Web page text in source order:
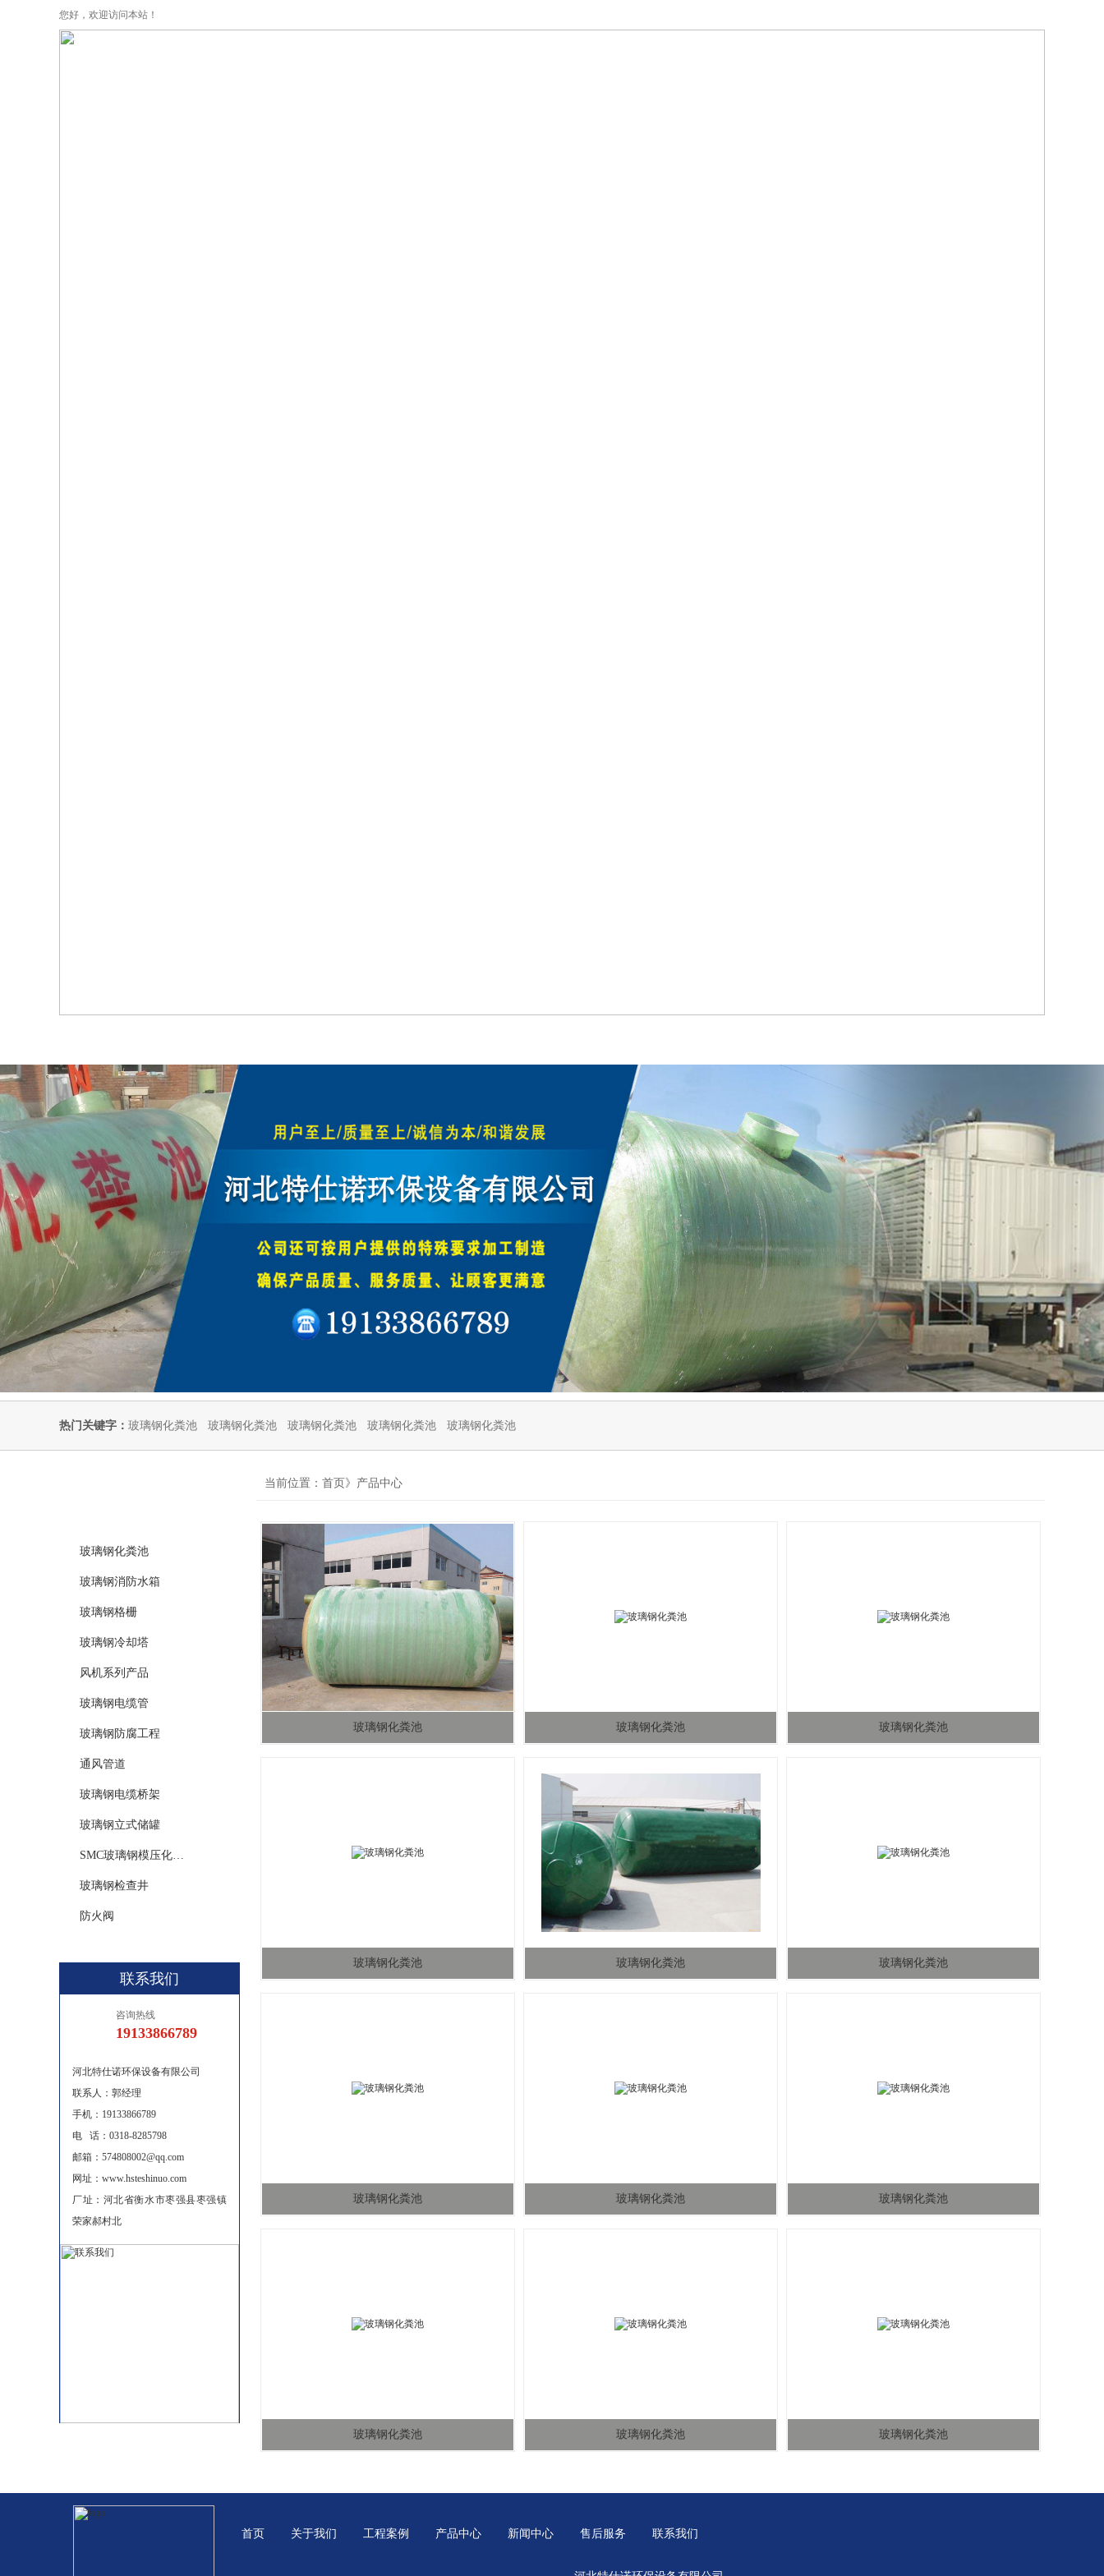
您好，欢迎访问本站！
热门关键字： 玻璃钢化粪池 玻璃钢化粪池 玻璃钢化粪池 玻璃钢化粪池 玻璃钢化粪池
玻璃钢化粪池
玻璃钢消防水箱
玻璃钢格栅
玻璃钢冷却塔
风机系列产品
玻璃钢电缆管
玻璃钢防腐工程
通风管道
玻璃钢电缆桥架
玻璃钢立式储罐
SMC玻璃钢模压化粪池
玻璃钢检查井
防火阀
联系我们
咨询热线
19133866789
河北特仕诺环保设备有限公司
联系人：郭经理
手机：19133866789
电 话：0318-8285798
邮箱：574808002@qq.com
网址：www.hsteshinuo.com
厂址：河北省衡水市枣强县枣强镇
荣家郝村北
当前位置：首页》产品中心
玻璃钢化粪池 玻璃钢化粪池 玻璃钢化粪池
玻璃钢化粪池 玻璃钢化粪池 玻璃钢化粪池
玻璃钢化粪池 玻璃钢化粪池 玻璃钢化粪池
玻璃钢化粪池 玻璃钢化粪池 玻璃钢化粪池
首页 关于我们 工程案例 产品中心 新闻中心 售后服务 联系我们